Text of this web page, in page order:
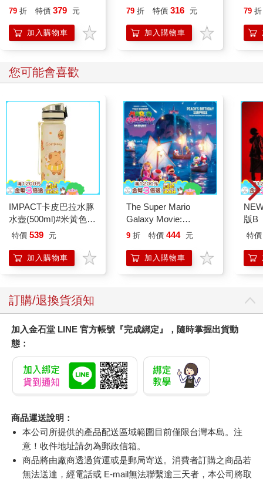
就告訴我這些事
79 折 特價 379 元
加入購物車
79 折 特價 316 元
加入購物車
79 折
您可能會喜歡
IMPACT卡皮巴拉水豚
水壺(500ml)#米黃色
IM00B18YL
特價 539 元
加入購物車
The Super Mario
Galaxy Movie:
Peach`s Birthday
Mario Galaxy Movie
Storybook
9 折 特價 444 元
加入購物車
版B
特價
訂購/退換貨須知
加入金石堂 LINE 官方帳號『完成綁定』，隨時掌握出貨動
態：
商品運送說明：
本公司所提供的產品配送區域範圍目前僅限台灣本島。注
意！收件地址請勿為郵政信箱。
商品將由廠商透過貨運或是郵局寄送。消費者訂購之商品若
無法送達，經電話或 E-mail無法聯繫逾三天者，本公司將取